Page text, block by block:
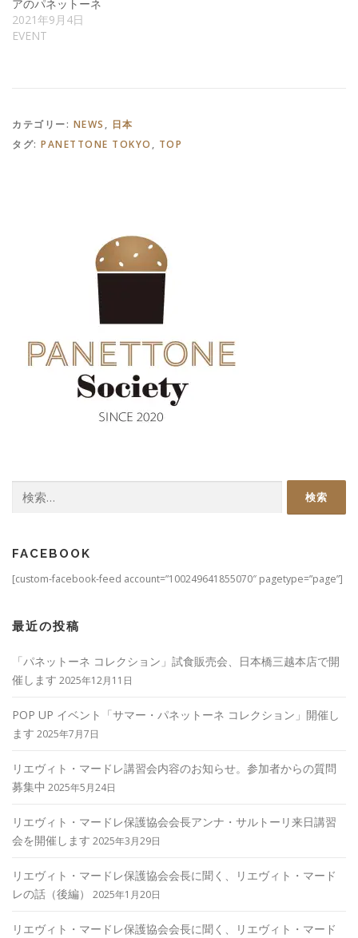
アのパネットーネ
2021年9月4日
EVENT
カテゴリー: NEWS , 日本
タグ: PANETTONE TOKYO , TOP
索:
FACEBOOK
[custom-facebook-feed account=”100249641855070″ pagetype=”page”]
最近の投稿
「パネットーネ コレクション」試食販売会、日本橋三越本店で開
催します 2025年12月11日
POP UP イベント「サマー・パネットーネ コレクション」開催し
ます 2025年7月7日
リエヴィト・マードレ講習会内容のお知らせ。参加者からの質問
募集中 2025年5月24日
リエヴィト・マードレ保護協会会長アンナ・サルトーリ来日講習
会を開催します 2025年3月29日
リエヴィト・マードレ保護協会会長に聞く、リエヴィト・マード
レの話（後編）
2025年1月20日
リエヴィト・マードレ保護協会会長に聞く、リエヴィト・マード